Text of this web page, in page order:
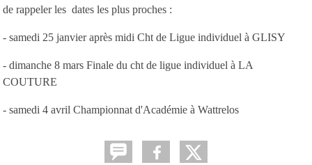
de rappeler les dates les plus proches :
- samedi 25 janvier après midi Cht de Ligue individuel à GLISY
- dimanche 8 mars Finale du cht de ligue individuel à LA
COUTURE
- samedi 4 avril Championnat d'Académie à Wattrelos